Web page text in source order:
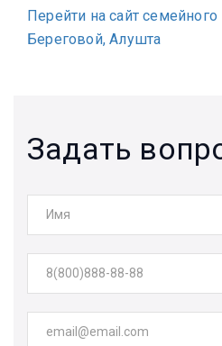
Перейти на сайт
Береговой, Алушта
Задать